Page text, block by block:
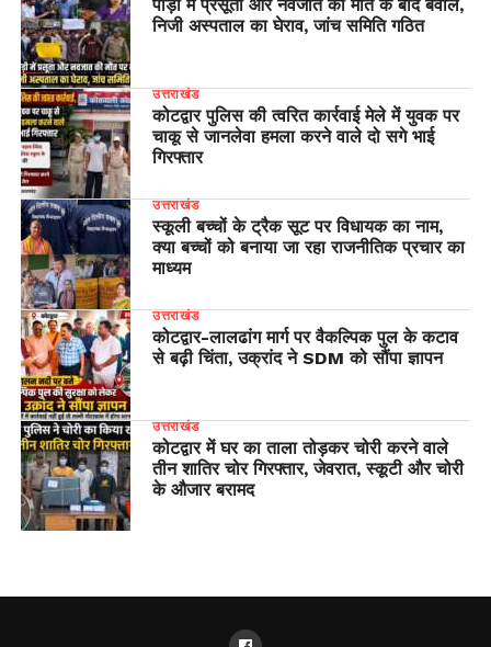
पौड़ी में प्रसूता और नवजात की मौत के बाद बवाल,
निजी अस्पताल का घेराव, जांच समिति गठित
उत्तराखंड
कोटद्वार पुलिस की त्वरित कार्रवाई मेले में युवक पर
चाकू से जानलेवा हमला करने वाले दो सगे भाई
गिरफ्तार
उत्तराखंड
स्कूली बच्चों के ट्रैक सूट पर विधायक का नाम,
क्या बच्चों को बनाया जा रहा राजनीतिक प्रचार का
माध्यम
उत्तराखंड
​कोटद्वार-लालढांग मार्ग पर वैकल्पिक पुल के कटाव
से बढ़ी चिंता, उक्रांद ने SDM को सौंपा ज्ञापन
उत्तराखंड
कोटद्वार में घर का ताला तोड़कर चोरी करने वाले
तीन शातिर चोर गिरफ्तार, जेवरात, स्कूटी और चोरी
के औजार बरामद